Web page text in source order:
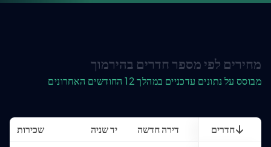
מחירים לפי מספר חדרים בהירמוך
מבוסס על נתונים עדכניים במהלך 12 החודשים האחרונים
חדרים דירה חדשה יד שניה שכירות